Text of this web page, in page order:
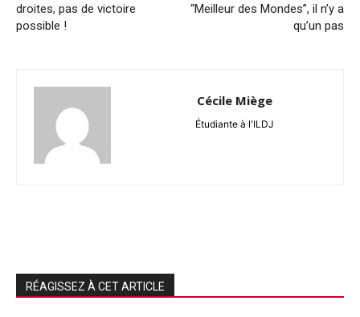
droites, pas de victoire
possible !
“Meilleur des Mondes”, il n’y a
qu’un pas
Cécile Miège
Étudiante à l'ILDJ
RÉAGISSEZ À CET ARTICLE